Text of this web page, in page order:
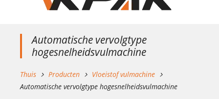
Automatische vervolgtype
hogesnelheidsvulmachine
Thuis Producten
Vloeistof vulmachine
Automatische vervolgtype hogesnelheidsvulmachine